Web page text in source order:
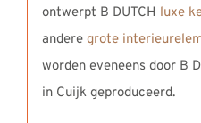
ontwerpt B DUTCH luxe
andere grote
worden eveneens door B
in Cuijk geproduceerd.